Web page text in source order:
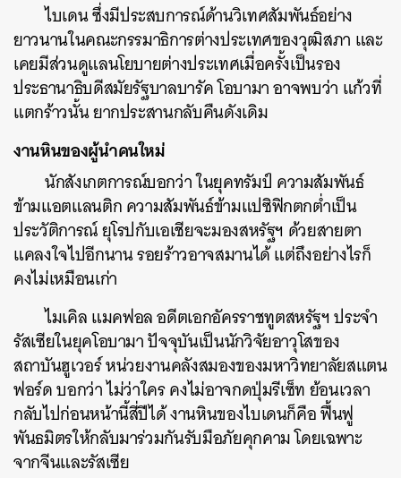
ไบเดน ซึ่งมีประสบการณ์ด้านวิเทศสัมพันธ์อย่าง
ยาวนานในคณะกรรมาธิการต่างประเทศของวุฒิสภา และ
เคยมีส่วนดูแลนโยบายต่างประเทศเมื่อครั้งเป็นรอง
ประธานาธิบดีสมัยรัฐบาลบารัค โอบามา อาจพบว่า แก้วที่
แตกร้าวนั้น ยากประสานกลับคืนดังเดิม
งานหินของผู้นำคนใหม่
นักสังเกตการณ์บอกว่า ในยุคทรัมป์ ความสัมพันธ์
ข้ามแอตแลนติก ความสัมพันธ์ข้ามแปซิฟิกตกต่ำเป็น
ประวัติการณ์ ยุโรปกับเอเชียจะมองสหรัฐฯ ด้วยสายตา
แคลงใจไปอีกนาน รอยร้าวอาจสมานได้ แต่ถึงอย่างไรก็
คงไม่เหมือนเก่า
ไมเคิล แมคฟอล อดีตเอกอัครราชทูตสหรัฐฯ ประจำ
รัสเซียในยุคโอบามา ปัจจุบันเป็นนักวิจัยอาวุโสของ
สถาบันฮูเวอร์ หน่วยงานคลังสมองของมหาวิทยาลัยสแตน
ฟอร์ด บอกว่า ไม่ว่าใคร คงไม่อาจกดปุ่มรีเซ็ท ย้อนเวลา
กลับไปก่อนหน้านี้สี่ปีได้ งานหินของไบเดนก็คือ ฟื้นฟู
พันธมิตรให้กลับมาร่วมกันรับมือภัยคุกคาม โดยเฉพาะ
จากจีนและรัสเซีย